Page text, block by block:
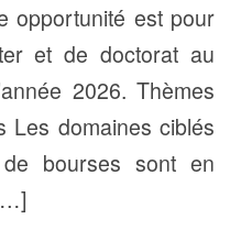
opportunité est pour
et de doctorat au
2026. Thèmes
Les domaines ciblés
bourses sont en